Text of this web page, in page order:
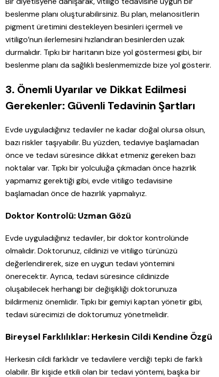
beslenme planı oluşturabilirsiniz. Bu plan, melanositlerin
pigment üretimini destekleyen besinleri içermeli ve
vitiligo’nun ilerlemesini hızlandıran besinlerden uzak
durmalıdır. Tıpkı bir haritanın bize yol göstermesi gibi, bir
beslenme planı da sağlıklı beslenmemizde bize yol gösterir.
3. Önemli Uyarılar ve Dikkat Edilmesi
Gerekenler: Güvenli Tedavinin Şartları
Evde uyguladığınız tedaviler ne kadar doğal olursa olsun,
bazı riskler taşıyabilir. Bu yüzden, tedaviye başlamadan
önce ve tedavi süresince dikkat etmeniz gereken bazı
noktalar var. Tıpkı bir yolculuğa çıkmadan önce hazırlık
yapmamız gerektiği gibi, evde vitiligo tedavisine
başlamadan önce de hazırlık yapmalıyız.
Doktor Kontrolü: Uzman Gözü
Evde uyguladığınız tedaviler, bir doktor kontrolünde
olmalıdır. Doktorunuz, cildinizi ve vitiligo türünüzü
değerlendirerek, size en uygun tedavi yöntemini
önerecektir. Ayrıca, tedavi süresince cildinizde
oluşabilecek herhangi bir değişikliği doktorunuza
bildirmeniz önemlidir. Tıpkı bir gemiyi kaptan yönetir gibi,
tedavi sürecimizi de doktorumuz yönetmelidir.
Bireysel Farklılıklar: Herkesin Cildi Kendine Özgü
Herkesin cildi farklıdır ve tedavilere verdiği tepki de farklı
olabilir. Bir kişide etkili olan bir tedavi yöntemi, başka bir